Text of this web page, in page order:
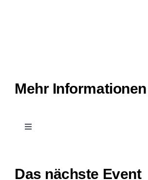
Mehr Informationen
Toggle
Das nächste Event